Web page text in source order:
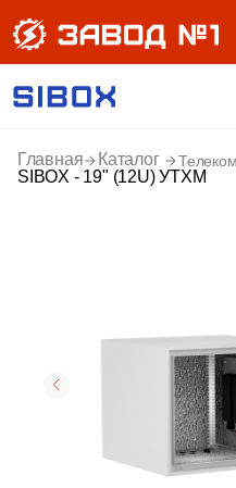
Главная Каталог
SIBOX - 19" (12U) УТХМ